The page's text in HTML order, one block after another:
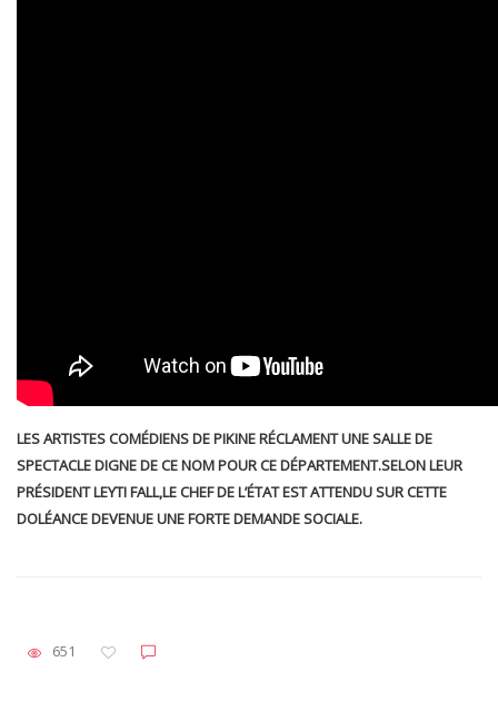
LES ARTISTES COMÉDIENS DE PIKINE RÉCLAMENT UNE SALLE DE
SPECTACLE DIGNE DE CE NOM POUR CE DÉPARTEMENT.SELON LEUR
PRÉSIDENT LEYTI FALL,LE CHEF DE L’ÉTAT EST ATTENDU SUR CETTE
DOLÉANCE DEVENUE UNE FORTE DEMANDE SOCIALE.
651